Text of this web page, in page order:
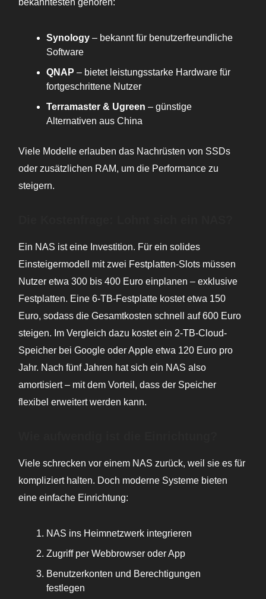
bekanntesten gehören:
Synology – bekannt für benutzerfreundliche
Software
QNAP – bietet leistungsstarke Hardware für
fortgeschrittene Nutzer
Terramaster & Ugreen – günstige
Alternativen aus China
Viele Modelle erlauben das Nachrüsten von SSDs
oder zusätzlichen RAM, um die Performance zu
steigern.
Ein NAS ist eine Investition. Für ein solides
Einsteigermodell mit zwei Festplatten-Slots müssen
Nutzer etwa 300 bis 400 Euro einplanen – exklusive
Festplatten. Eine 6-TB-Festplatte kostet etwa 150
Euro, sodass die Gesamtkosten schnell auf 600 Euro
steigen. Im Vergleich dazu kostet ein 2-TB-Cloud-
Speicher bei Google oder Apple etwa 120 Euro pro
Jahr. Nach fünf Jahren hat sich ein NAS also
amortisiert – mit dem Vorteil, dass der Speicher
flexibel erweitert werden kann.
Viele schrecken vor einem NAS zurück, weil sie es für
kompliziert halten. Doch moderne Systeme bieten
eine einfache Einrichtung:
NAS ins Heimnetzwerk integrieren
Zugriff per Webbrowser oder App
Benutzerkonten und Berechtigungen
festlegen